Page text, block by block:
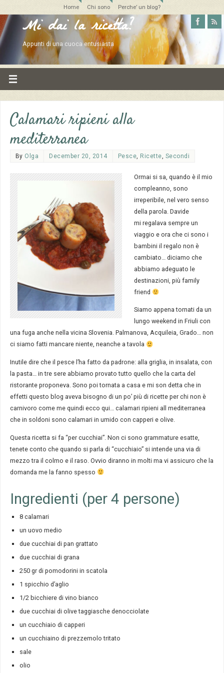
Home Chi sono Perche’ un blog?
Mi dai la ricetta?
Appunti di una cuoca entusiasta
Calamari ripieni alla
mediterranea
By Olga December 20, 2014 Pesce, Ricette, Secondi
Ormai si sa, quando è il mio
compleanno, sono
irreperibile, nel vero senso
della parola. Davide
mi regalava sempre un
viaggio e ora che ci sono i
bambini il regalo non è
cambiato… diciamo che
abbiamo adeguato le
destinazioni, più family
friend
Siamo appena tornati da un
lungo weekend in Friuli con
una fuga anche nella vicina Slovenia. Palmanova, Acquileia, Grado… non
ci siamo fatti mancare niente, neanche a tavola
Inutile dire che il pesce l’ha fatto da padrone: alla griglia, in insalata, con
la pasta… in tre sere abbiamo provato tutto quello che la carta del
ristorante proponeva. Sono poi tornata a casa e mi son detta che in
effetti questo blog aveva bisogno di un po’ più di ricette per chi non è
carnivoro come me quindi ecco qui… calamari ripieni all mediterranea
che in soldoni sono calamari in umido con capperi e olive.
Questa ricetta si fa “per cucchiai”. Non ci sono grammature esatte,
tenete conto che quando si parla di “cucchiaio” si intende una via di
mezzo tra il colmo e il raso. Ovvio diranno in molti ma vi assicuro che la
domanda me la fanno spesso
Ingredienti (per 4 persone)
8 calamari
un uovo medio
due cucchiai di pan grattato
due cucchiai di grana
250 gr di pomodorini in scatola
1 spicchio d’aglio
1/2 bicchiere di vino bianco
due cucchiai di olive taggiasche denocciolate
un cucchiaio di capperi
un cucchiaino di prezzemolo tritato
sale
olio